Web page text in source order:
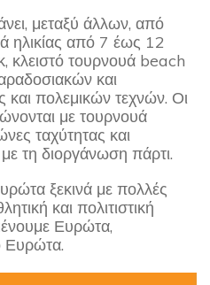
μεταξύ άλλων, από
ηλικίας από 7 έως 12
κλειστό τουρνουά beach
και
πολεμικών τεχνών. Οι
με τουρνουά
ταχύτητας και
τη διοργάνωση πάρτι.
ξεκινά με πολλές
και πολιτιστική
Ευρώτα,
Ευρώτα.